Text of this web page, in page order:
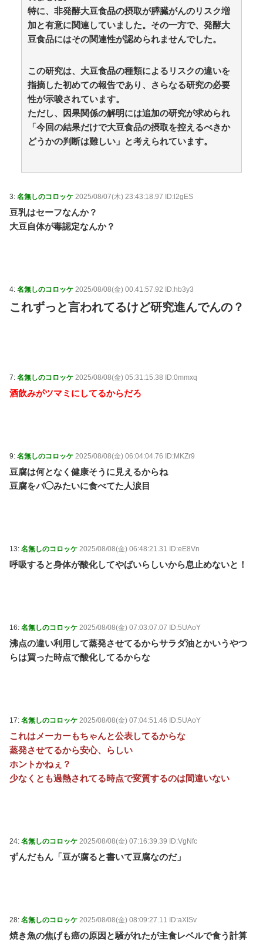
特に、非発酵大豆食品の摂取が膵臓がんのリスク増
加と有意に関連していました。その一方で、発酵大
豆食品にはその関連性が認められませんでした。
この研究は、大豆食品の種類によるリスクの違いを
指摘した初めての報告であり、さらなる研究の必要
性が示唆されています。
ただし、因果関係の解明には追加の研究が求められ
「今回の結果だけで大豆食品の摂取を控えるべきか
どうかの判断は難しい」と考えられています。
3: 名無しのコロッケ 2025/08/07(木) 23:43:18.97 ID:l2gES
豆乳はセーフなんか？
大豆自体が毒認定なんか？
4: 名無しのコロッケ 2025/08/08(金) 00:41:57.92 ID:hb3y3
これずっと言われてるけど研究進んでんの？
7: 名無しのコロッケ 2025/08/08(金) 05:31:15.38 ID:0mmxq
酒飲みがツマミにしてるからだろ
9: 名無しのコロッケ 2025/08/08(金) 06:04:04.76 ID:MKZr9
豆腐は何となく健康そうに見えるからね
豆腐をバ◯みたいに食べてた人涙目
13: 名無しのコロッケ 2025/08/08(金) 06:48:21.31 ID:eE8Vn
呼吸すると身体が酸化してやばいらしいから息止めないと！
16: 名無しのコロッケ 2025/08/08(金) 07:03:07.07 ID:5UAoY
沸点の違い利用して蒸発させてるからサラダ油とかいうやつ
らは買った時点で酸化してるからな
17: 名無しのコロッケ 2025/08/08(金) 07:04:51.46 ID:5UAoY
これはメーカーもちゃんと公表してるからな
蒸発させてるから安心、らしい
ホントかねぇ？
少なくとも過熱されてる時点で変質するのは間違いない
24: 名無しのコロッケ 2025/08/08(金) 07:16:39.39 ID:VgNfc
ずんだもん「豆が腐ると書いて豆腐なのだ」
28: 名無しのコロッケ 2025/08/08(金) 08:09:27.11 ID:aXISv
焼き魚の焦げも癌の原因と騒がれたが主食レベルで食う計算